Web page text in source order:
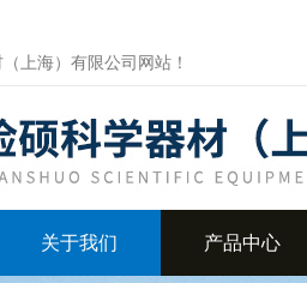
上海）有限公司网站！
关于我们 产品中心